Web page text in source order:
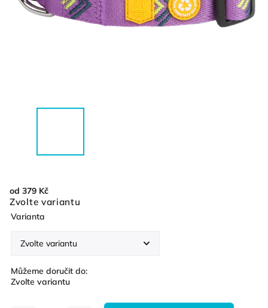
od 379 Kč
Zvolte variantu
Varianta
Můžeme doručit do:
Zvolte variantu